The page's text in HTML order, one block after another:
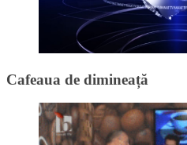
Cafeaua de dimineață